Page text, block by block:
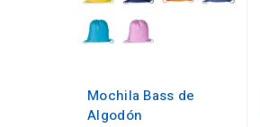
Mochila Bass de
Algodón